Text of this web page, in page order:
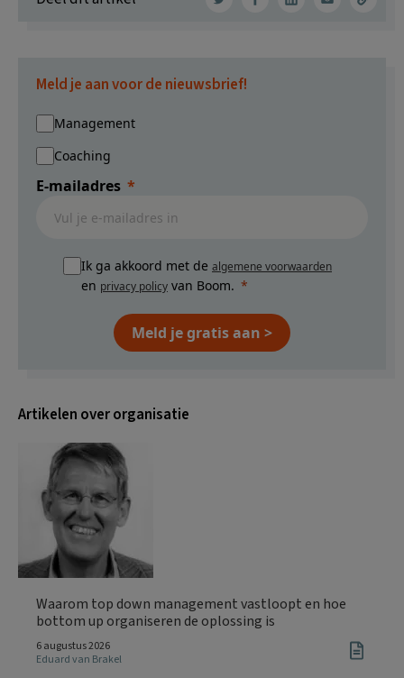
Meld je aan voor de nieuwsbrief!
Management
Coaching
E-mailadres
Ik ga akkoord met de algemene voorwaarden
en privacy policy van Boom.
Meld je gratis aan >
Artikelen over organisatie
Waarom top down management vastloopt en hoe
bottom up organiseren de oplossing is
6 augustus 2026
Eduard van Brakel